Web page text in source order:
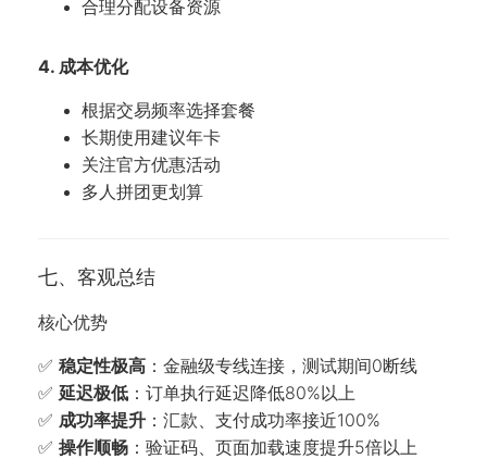
合理分配设备资源
4. 成本优化
根据交易频率选择套餐
长期使用建议年卡
关注官方优惠活动
多人拼团更划算
七、客观总结
核心优势
✅ 稳定性极高 ：金融级专线连接，测试期间0断线
✅ 延迟极低 ：订单执行延迟降低80%以上
✅ 成功率提升 ：汇款、支付成功率接近100%
✅ 操作顺畅 ：验证码、页面加载速度提升5倍以上